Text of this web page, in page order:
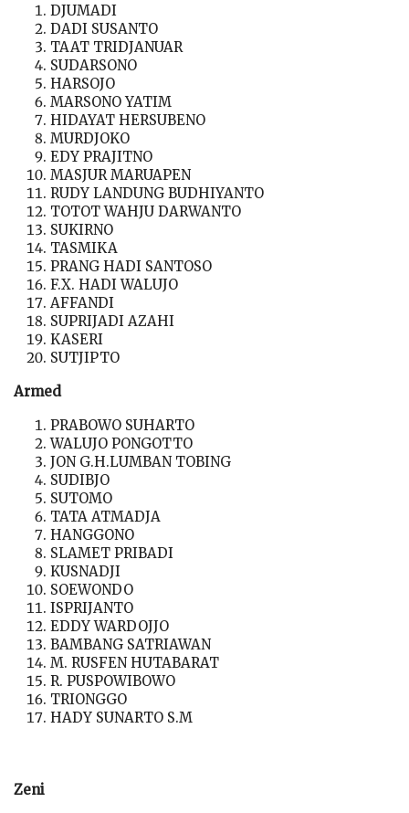
DJUMADI
DADI SUSANTO
TAAT TRIDJANUAR
SUDARSONO
HARSOJO
MARSONO YATIM
HIDAYAT HERSUBENO
MURDJOKO
EDY PRAJITNO
MASJUR MARUAPEN
RUDY LANDUNG BUDHIYANTO
TOTOT WAHJU DARWANTO
SUKIRNO
TASMIKA
PRANG HADI SANTOSO
F.X. HADI WALUJO
AFFANDI
SUPRIJADI AZAHI
KASERI
SUTJIPTO
Armed
PRABOWO SUHARTO
WALUJO PONGOTTO
JON G.H.LUMBAN TOBING
SUDIBJO
SUTOMO
TATA ATMADJA
HANGGONO
SLAMET PRIBADI
KUSNADJI
SOEWONDO
ISPRIJANTO
EDDY WARDOJJO
BAMBANG SATRIAWAN
M. RUSFEN HUTABARAT
R. PUSPOWIBOWO
TRIONGGO
HADY SUNARTO S.M
Zeni